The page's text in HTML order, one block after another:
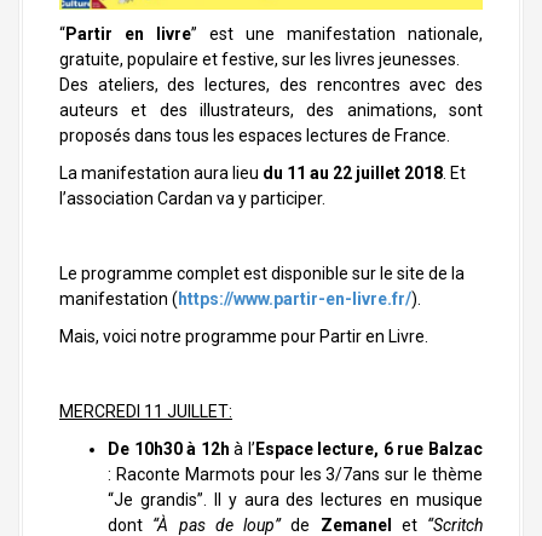
“Partir en livre” est une manifestation nationale,
gratuite, populaire et festive, sur les livres jeunesses.
Des ateliers, des lectures, des rencontres avec des
auteurs et des illustrateurs, des animations, sont
proposés dans tous les espaces lectures de France.
La manifestation aura lieu du 11 au 22 juillet 2018 . Et
l’association Cardan va y participer.
Le programme complet est disponible sur le site de la
manifestation ( https://www.partir-en-livre.fr/).
Mais, voici notre programme pour Partir en Livre.
MERCREDI 11 JUILLET:
De 10h30 à 12h à l’ Espace lecture, 6 rue Balzac
: Raconte Marmots pour les 3/7ans sur le thème
“Je grandis”. Il y aura des lectures en musique
dont “À pas de loup”de Zemanel et “Scritch